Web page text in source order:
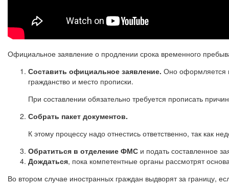
Официальное заявление о продлении срока временного
Составить официальное заявление. Оно оформляется
гражданство и место прописки.
При составлении обязательно требуется прописать
Собрать пакет документов.
К этому процессу надо отнестись ответственно, так как
Обратиться в отделение ФМС и подать составленное
Дождаться, пока компетентные органы рассмотрят
Во втором случае иностранных граждан выдворят за границу,